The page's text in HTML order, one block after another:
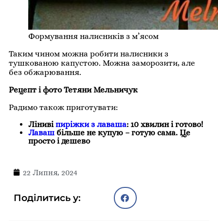
Формування налисників з м’ясом
Таким чином можна робити налисники з
тушкованою капустою. Можна заморозити, але
без обжарювання.
Рецепт і фото Тетяни Мельничук
Радимо також приготувати:
Ліниві пиріжки з лаваша: 10 хвилин і готово!
Лаваш більше не купую – готую сама. Це
просто і дешево
22 Липня, 2024
Поділитись у: